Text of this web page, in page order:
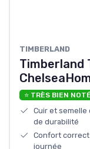
TIMBERLAND
Timberland
⭐ TRÈS BIEN NOTÉ
Cuir et
de durabilité
Confort
journée